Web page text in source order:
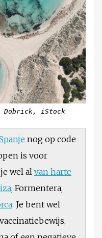
Dobrick, iStock
nog op code
is voor
wel al van harte
, Formentera,
. Je bent wel